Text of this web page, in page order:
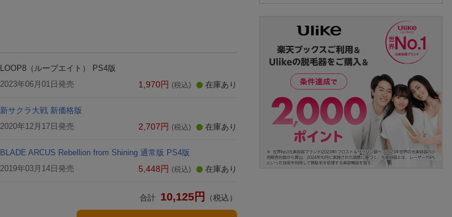
LOOP8（ループエイト） PS4版
2023年06月01日発売
1,970円 (税込) 在庫あり
新サクラ大戦 新価格版
2020年12月17日発売
2,707円 (税込) 在庫あり
BLADE ARCUS Rebellion from Shining 通常版 PS4版
2019年03月14日発売
5,448円 (税込) 在庫あり
合計 10,125 円 （税込）